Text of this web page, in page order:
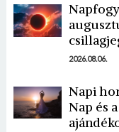
2026.08.06.
Napi
Nap és